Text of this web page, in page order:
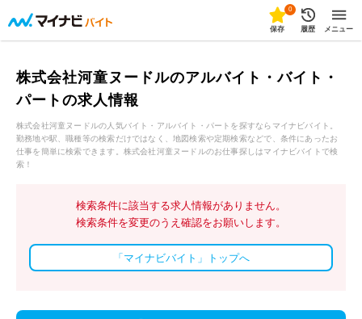
0
保存 履歴 メニュー
株式会社河童ヌードルのアルバイト・バイト・
パートの求人情報
株式会社河童ヌードルの人気バイト・アルバイト・パートを探すならマイナビバイト。
勤務地や駅、職種等の検索だけではなく、地図検索や定期検索などで、条件にあったお
仕事を簡単に検索できます。株式会社河童ヌードルのお仕事探しはマイナビバイトで検
索！
検索条件に該当する求人情報がありません。
検索条件を変更のうえ確認をお願いします。
「マイナビバイト」トップへ